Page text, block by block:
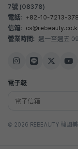
7號 (08378)
電話: +82-10-7213-
信箱:
營業時間: 週一至週五
電子報
© 2026 REBEAUTY 韓國